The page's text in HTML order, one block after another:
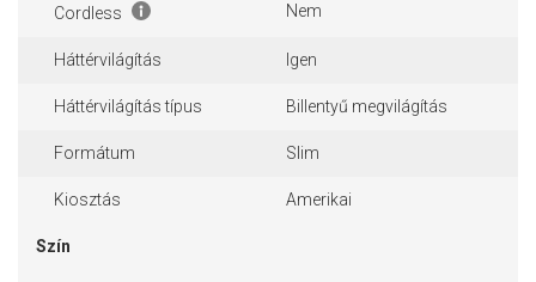
Cordless Nem
Háttérvilágítás Igen
Háttérvilágítás típus Billentyű megvilágítás
Formátum Slim
Kiosztás Amerikai
Szín